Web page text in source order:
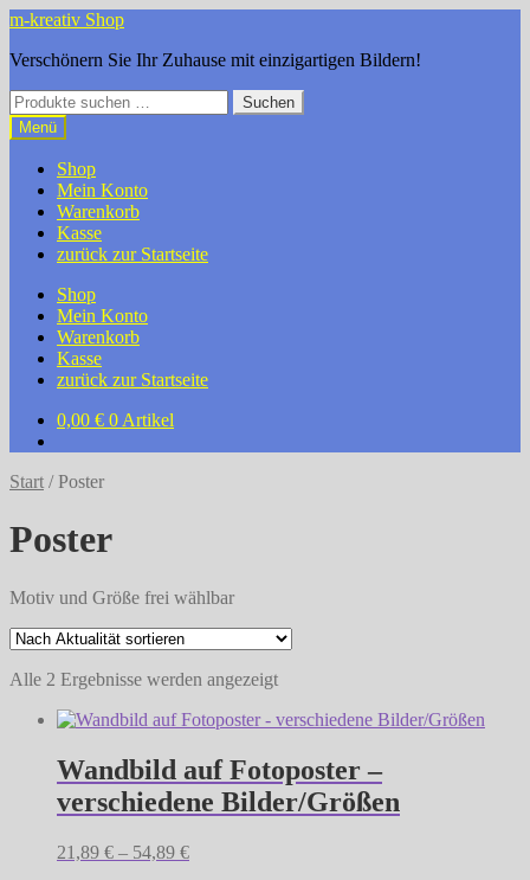
Zur
springen
Zum
springen
m-kreativ Shop
Verschönern Sie Ihr Zuhause mit einzigartigen Bildern!
Suchen
nach:
Suchen
Menü
Shop
Mein Konto
Warenkorb
Kasse
zurück zur Startseite
Shop
Mein Konto
Warenkorb
Kasse
zurück zur Startseite
0,00 € 0 Artikel
Start /Poster
Poster
Motiv und Größe frei wählbar
Alle 2 Ergebnisse werden angezeigtNach
sortiert
Wandbild auf Fotoposter –
verschiedene Bilder/Größen
21,89 € – 54,89 €